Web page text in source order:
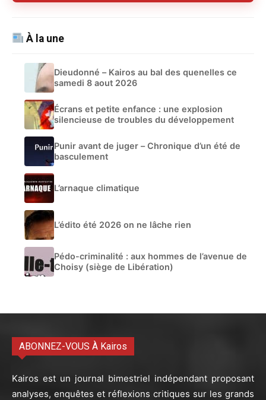
À la une
Dieudonné – Kairos au bal des quenelles ce
samedi 8 aout 2026
Écrans et petite enfance : une explosion
silencieuse de troubles du développement
Punir avant de juger – Chronique d’un été de
basculement
L’arnaque climatique
L’édito été 2026 on ne lâche rien
Pédo-criminalité : aux hommes de l’avenue de
Choisy (siège de Libération)
ABONNEZ-VOUS À Kairos
Kairos est un journal bimestriel indépendant proposant
analyses, enquêtes et réflexions critiques sur les grands